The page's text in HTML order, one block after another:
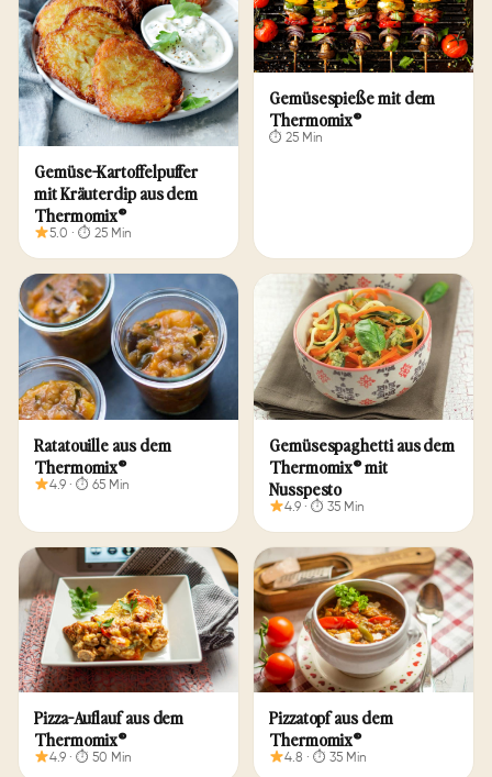
Ge­mü­se-Kar­tof­felpuf­fer
mit Kräu­ter­dip aus dem
Thermomix®
5.0 · ⏱ 25 Min
Ge­mü­se­spie­ße mit dem
Thermomix®
⏱ 25 Min
Ratatouille aus dem
Thermomix®
4.9 · ⏱ 65 Min
Gemüsespaghetti aus dem
Thermomix® mit
Nusspesto
4.9 · ⏱ 35 Min
Pizza-Auflauf aus dem
Thermomix®
4.9 · ⏱ 50 Min
Pizzatopf aus dem
Thermomix®
4.8 · ⏱ 35 Min